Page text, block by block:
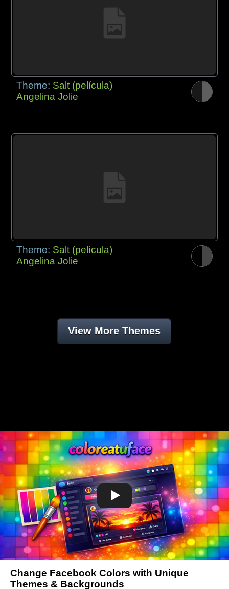
Theme: Salt (película)
Angelina Jolie
Theme: Salt (película)
Angelina Jolie
View More Themes
Change Facebook Colors with Unique
Themes & Backgrounds